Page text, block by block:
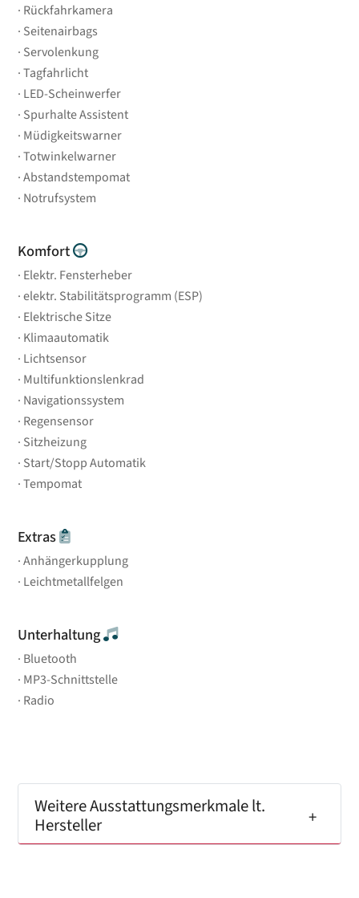
Rückfahrkamera
Seitenairbags
Servolenkung
Tagfahrlicht
LED-Scheinwerfer
Spurhalte Assistent
Müdigkeitswarner
Totwinkelwarner
Abstandstempomat
Notrufsystem
Komfort
Elektr. Fensterheber
elektr. Stabilitätsprogramm (ESP)
Elektrische Sitze
Klimaautomatik
Lichtsensor
Multifunktionslenkrad
Navigationssystem
Regensensor
Sitzheizung
Start/Stopp Automatik
Tempomat
Extras
Anhängerkupplung
Leichtmetallfelgen
Unterhaltung
Bluetooth
MP3-Schnittstelle
Radio
Weitere Ausstattungsmerkmale lt.
Hersteller